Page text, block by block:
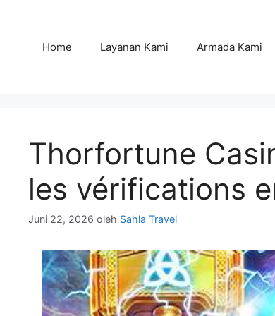
Home Layanan Kami Armada Kami
Thorfortune
les vérifications
Juni 22, 2026 oleh Sahla Travel